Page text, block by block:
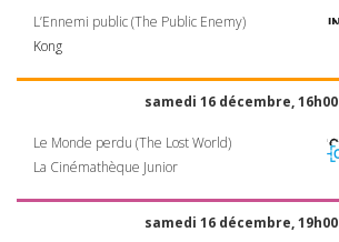
L’Ennemi public (The Public Enemy)
Kong
samedi 16 décembre, 16h00
Le Monde perdu (The Lost World)
La Cinémathèque Junior
samedi 16 décembre, 19h00